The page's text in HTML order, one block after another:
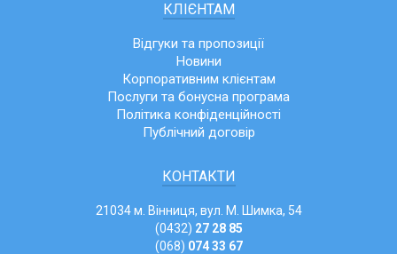
КЛІЄНТАМ
Відгуки та пропозиції
Новини
Корпоративним клієнтам
Послуги та бонусна програма
Політика конфіденційності
Публічний договір
КОНТАКТИ
21034 м. Вінниця, вул. М. Шимка, 54
(0432) 27 28 85
(068) 074 33 67